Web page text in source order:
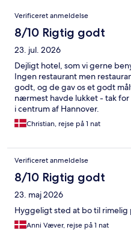
Anmeldelser
Verificeret anmeldelse
8/10 Rigtig godt
23. jul. 2026
Dejligt hotel, som vi gerne
Ingen restaurant men
godt, og de gav os et godt
nærmest havde lukket - tak
i centrum af Hannover.
Christian, rejse på 1 nat
Verificeret anmeldelse
8/10 Rigtig godt
23. maj 2026
Hyggeligt sted at bo til rimelig
Anni Væver, rejse på 1 nat